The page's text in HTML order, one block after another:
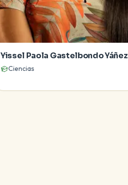
Yissel Paola Gastelbondo Yáñez
Ciencias